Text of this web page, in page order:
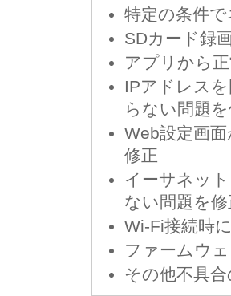
特定の条件
SDカード録
アプリから
IPアドレス
らない問題
Web設定画
修正
イーサネッ
ない問題を修
Wi-Fi接続時
ファームウ
その他不具